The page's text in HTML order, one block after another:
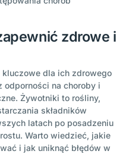
zdrowe i
kluczowe dla ich zdrowego
na choroby i
Żywotniki to rośliny,
składników
latach po posadzeniu
Warto wiedzieć, jakie
i jak uniknąć błędów w